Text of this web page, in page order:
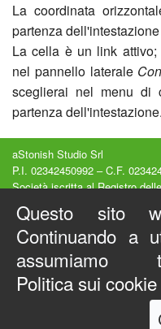
La coordinata
partenza
La cella è un link
nel pannello laterale
sceglierai nel menu di
partenza dell'intestazione.
aStonish Studio Srl
P.I. 02342450992 – C.F.
Società iscritta al Registro
Capitale Sociale 15000€
Sede legale : Via Luccoli, 23/
Questo sito
Continuando a
Politica sui cookie